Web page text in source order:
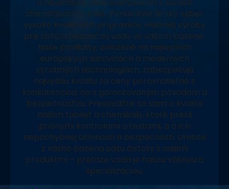
starostlivosti o vodu. Ponúkame široký výber
vysoko kvalitných prípravkov vlastnej výroby
pre čistú a bezpečnú vodu vo vašom bazéne.
Naše produkty, založené na najlepších
európskych surovinách a moderných
výrobných technológiách, zabezpečujú
najvyššiu kvalitu za ceny porovnateľné s
konkurenciou, no s garantovaným pôvodom a
bezpečnosťou. Presvedčte sa sami o kvalite
našich tabliet a chemikálií, ktoré prešli
prísnymi kontrolami a testami, a o ich
nepochybnej účinnosti a bezpečnosti. Urobte
z vášho bazéna oázu čistoty s našimi
produktmi – pretože voda je našou vášňou a
špecializáciou.